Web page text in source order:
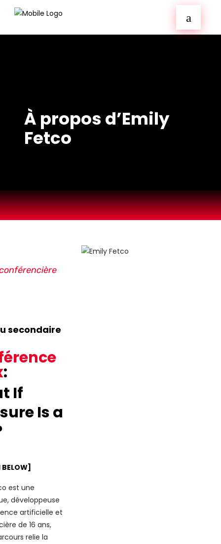
À propos d’Emily
Fetco
secondaire
If
Is a
est une
développeuse
artificielle et
de 16 ans,
relie la